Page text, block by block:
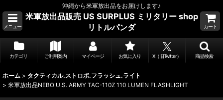
沖縄から米軍放出品をお届けします♪
メニュー
米軍放出品販売 US SURPLUS ミリタリー shop
リトルパンダ
カート
カテゴリ ご利用案内 マイページ お気に入り X（旧Twitter） 商品検索
ホーム > タクティカル.ストロボ.フラッシュ.ライト
> 米軍放出品NEBO U.S. ARMY TAC-110Z 110 LUMEN FLASHLIGHT